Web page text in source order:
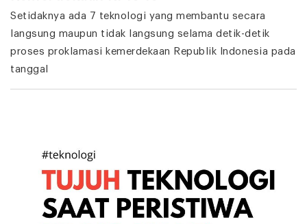
Setidaknya ada 7 teknologi yang membantu secara
langsung maupun tidak langsung selama detik-detik
proses proklamasi kemerdekaan Republik Indonesia pada
tanggal